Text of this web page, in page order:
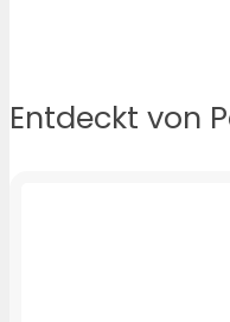
Entdeckt von